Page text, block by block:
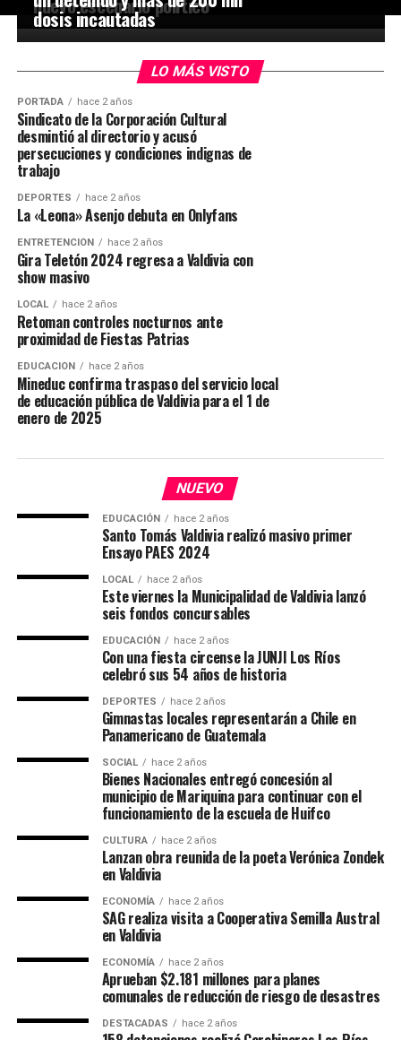
dosis incautadas
LO MÁS VISTO
PORTADA hace 2 años
Sindicato de la Corporación Cultural
desmintió al directorio y acusó
persecuciones y condiciones indignas de
trabajo
DEPORTES hace 2 años
La «Leona» Asenjo debuta en Onlyfans
ENTRETENCIÓN hace 2 años
Gira Teletón 2024 regresa a Valdivia con
show masivo
LOCAL hace 2 años
Retoman controles nocturnos ante
proximidad de Fiestas Patrias
EDUCACIÓN hace 2 años
Mineduc confirma traspaso del servicio local
de educación pública de Valdivia para el 1 de
enero de 2025
NUEVO
EDUCACIÓN hace 2 años
Santo Tomás Valdivia realizó masivo primer
Ensayo PAES 2024
LOCAL hace 2 años
Este viernes la Municipalidad de Valdivia lanzó
seis fondos concursables
EDUCACIÓN hace 2 años
Con una fiesta circense la JUNJI Los Ríos
celebró sus 54 años de historia
DEPORTES hace 2 años
Gimnastas locales representarán a Chile en
Panamericano de Guatemala
SOCIAL hace 2 años
Bienes Nacionales entregó concesión al
municipio de Mariquina para continuar con el
funcionamiento de la escuela de Huifco
CULTURA hace 2 años
Lanzan obra reunida de la poeta Verónica Zondek
en Valdivia
ECONOMÍA hace 2 años
SAG realiza visita a Cooperativa Semilla Austral
en Valdivia
ECONOMÍA hace 2 años
Aprueban $2.181 millones para planes
comunales de reducción de riesgo de desastres
DESTACADAS hace 2 años